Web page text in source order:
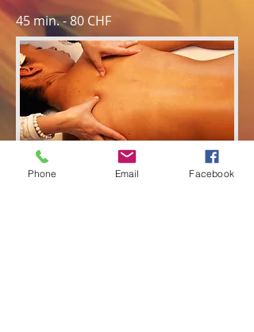
45 min. - 80 CHF
Phone Email Facebook